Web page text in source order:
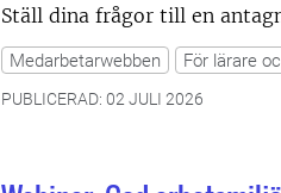
Ställ dina frågor till en
Medarbetarwebben För lärare
PUBLICERAD: 02 JULI 2026